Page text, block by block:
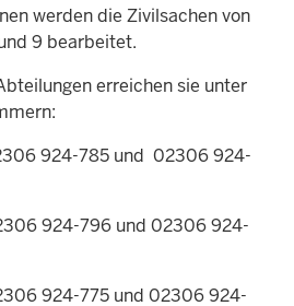
werden die Zivilsachen von
9 bearbeitet.
erreichen sie unter
924-785 und 02306 924-
924-796 und 02306 924-
924-775 und 02306 924-